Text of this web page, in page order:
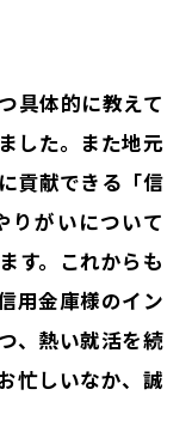
具体的に教えて
した。また地元
貢献できる「信
りがいについて
す。これからも
用金庫様のイン
、熱い就活を続
忙しいなか、誠